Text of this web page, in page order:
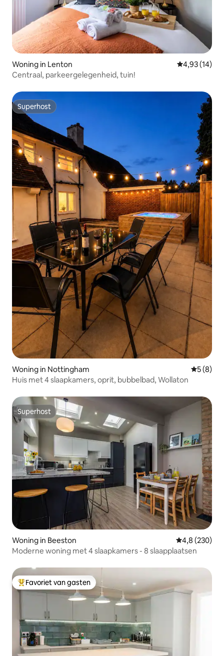
Woning in Lenton Gemiddelde
4,93 (14)
Centraal, parkeergelegenheid, tuin!
Superhost
Superhost
Woning in Nottingham
5 (8)
Huis met 4 slaapkamers, oprit, bubbelbad, Wollaton
Superhost
Superhost
Woning in Beeston Gemiddelde
4,8 (230)
Moderne woning met 4 slaapkamers - 8 slaapplaatsen
Topfavoriet van gasten
Favoriet van gasten